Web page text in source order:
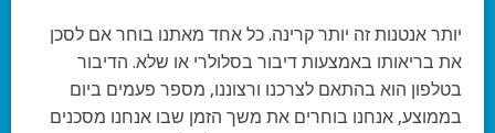
יותר אנטנות זה יותר קרינה. כל אחד מאתנו בוחר אם לסכן
את בריאותו באמצעות דיבור בסלולרי או שלא. הדיבור
בטלפון הוא בהתאם לצרכנו ורצוננו, מספר פעמים ביום
בממוצע, אנחנו בוחרים את משך הזמן שבו אנחנו מסכנים